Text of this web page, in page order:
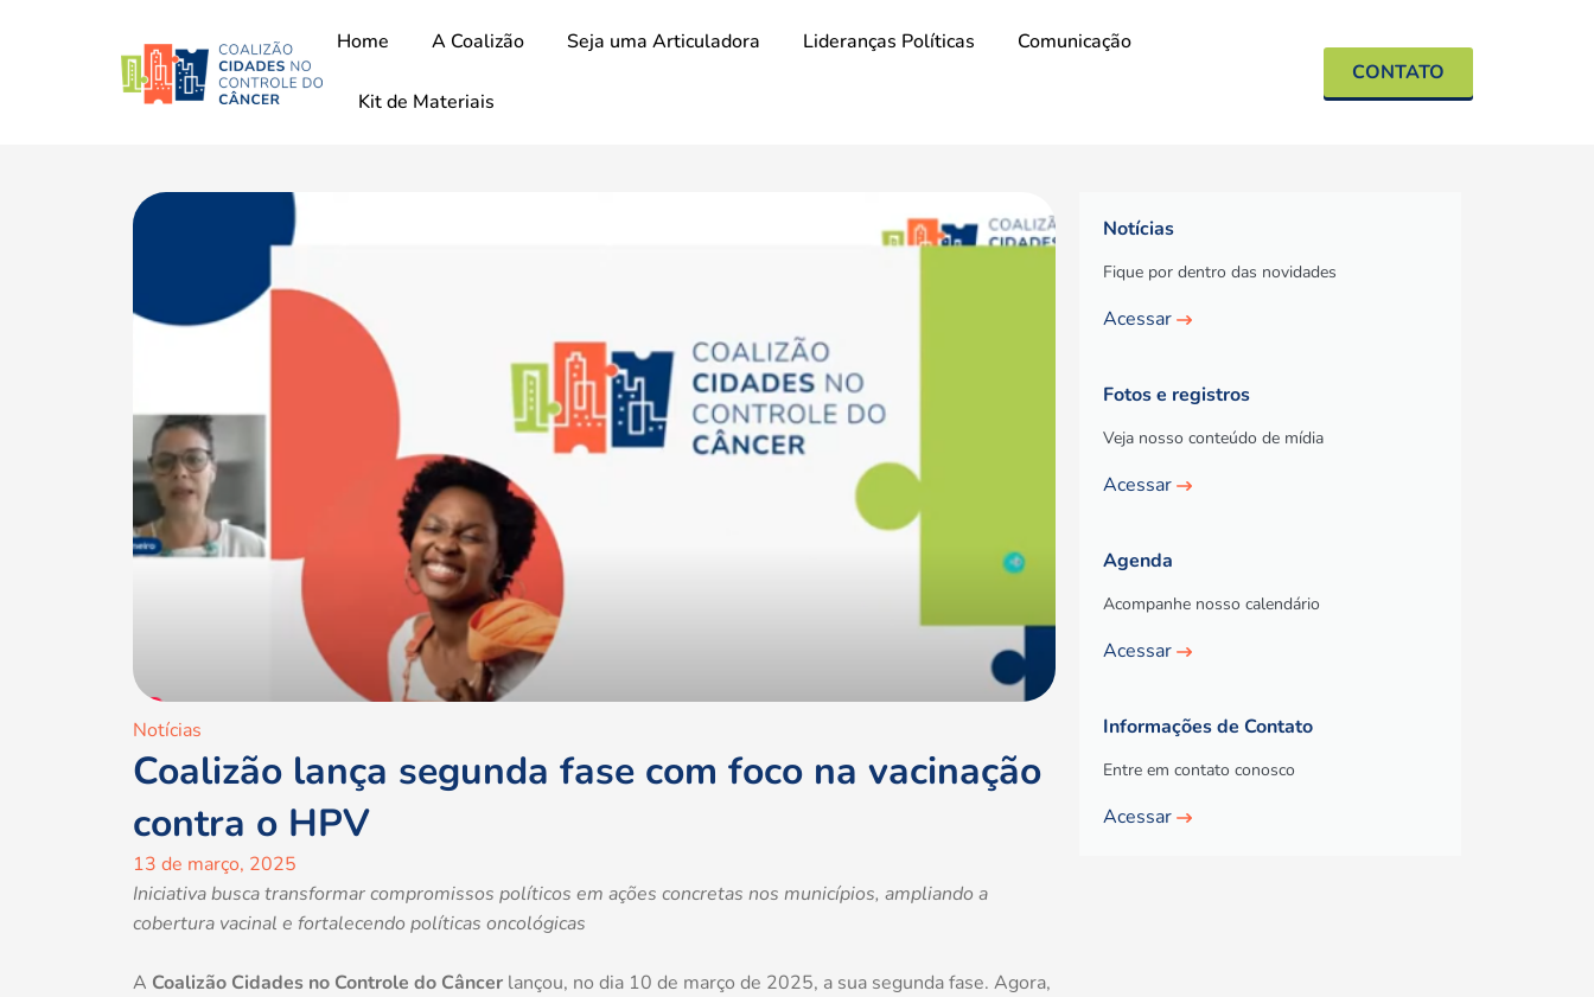
Home A Coalizão Seja uma Articuladora Lideranças Políticas Comunicação
Kit de Materiais
CONTATO
Notícias
Coalizão lança segunda fase com foco na vacinação
contra o HPV
13 de março, 2025
Iniciativa busca transformar compromissos políticos em ações concretas nos municípios, ampliando a
cobertura vacinal e fortalecendo políticas oncológicas
A Coalizão Cidades no Controle do Câncer lançou, no dia 10 de março de 2025, a sua segunda fase. Agora,
Notícias
Fique por dentro das novidades
Acessar
Fotos e registros
Veja nosso conteúdo de mídia
Acessar
Agenda
Acompanhe nosso calendário
Acessar
Informações de Contato
Entre em contato conosco
Acessar